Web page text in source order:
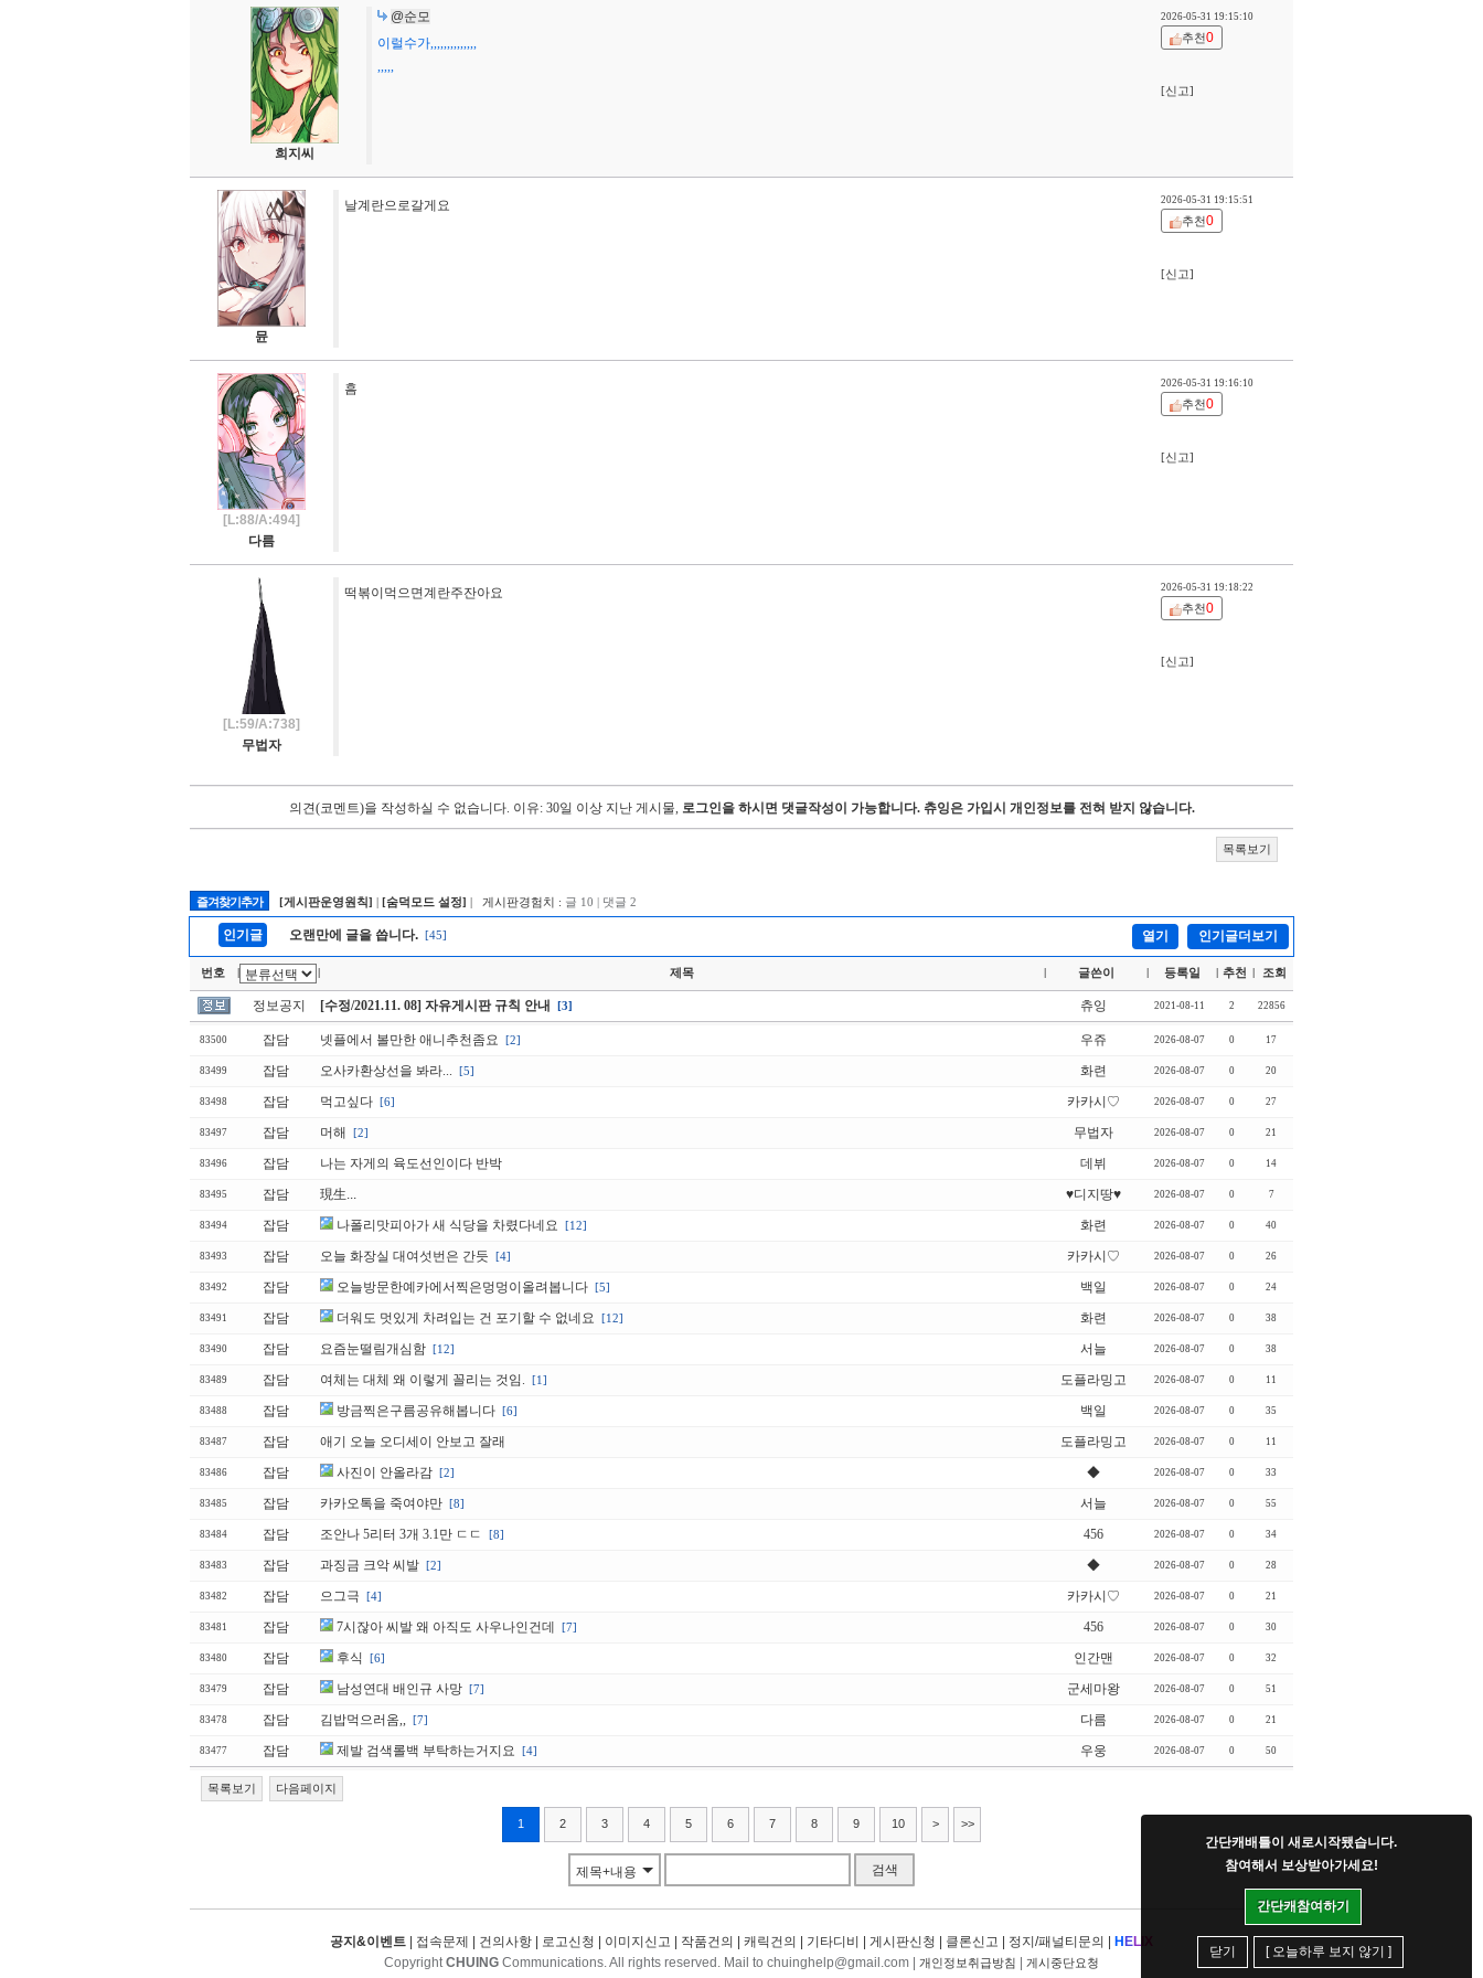
희지씨
@순모
이럴수가,,,,,,,,,,,,,,
,,,,,
2026-05-31 19:15:10
추천0
[신고]
뮨
날계란으로갈게요 2026-05-31 19:15:51
추천0
[신고]
[L:88/A:494]
다름
흠 2026-05-31 19:16:10
추천0
[신고]
[L:59/A:738]
무법자
떡볶이먹으면계란주잔아요 2026-05-31 19:18:22
추천0
[신고]
의견(코멘트)을 작성하실 수 없습니다. 이유: 30일 이상 지난 게시물, 로그인을 하시면 댓글작성이 가능합니다. 츄잉은 가입시 개인정보를 전혀 받지 않습니다.
목록보기
즐겨찾기추가 [게시판운영원칙] | [숨덕모드 설정] | 게시판경험치 : 글 10 | 댓글 2
인기글 오랜만에 글을 씁니다. [45] 열기 인기글더보기
번호 제목 글쓴이 등록일 추천 조회
정보공지 [수정/2021.11. 08] 자유게시판 규칙 안내 [3] 츄잉 2021-08-11 2 22856
83500 잡담 넷플에서 볼만한 애니추천좀요 [2] 우쥬 2026-08-07 0 17
83499 잡담 오사카환상선을 봐라... [5] 화련 2026-08-07 0 20
83498 잡담 먹고싶다 [6] 카카시♡ 2026-08-07 0 27
83497 잡담 머해 [2] 무법자 2026-08-07 0 21
83496 잡담 나는 자게의 육도선인이다 반박 데뷔 2026-08-07 0 14
83495 잡담 現生... ♥디지땅♥ 2026-08-07 0 7
83494 잡담 나폴리맛피아가 새 식당을 차렸다네요 [12] 화련 2026-08-07 0 40
83493 잡담 오늘 화장실 대여섯번은 간듯 [4] 카카시♡ 2026-08-07 0 26
83492 잡담 오늘방문한예카에서찍은멍멍이올려봅니다 [5] 백일 2026-08-07 0 24
83491 잡담 더워도 멋있게 차려입는 건 포기할 수 없네요 [12] 화련 2026-08-07 0 38
83490 잡담 요즘눈떨림개심함 [12] 서늘 2026-08-07 0 38
83489 잡담 여체는 대체 왜 이렇게 꼴리는 것임. [1] 도플라밍고 2026-08-07 0 11
83488 잡담 방금찍은구름공유해봅니다 [6] 백일 2026-08-07 0 35
83487 잡담 애기 오늘 오디세이 안보고 잘래 도플라밍고 2026-08-07 0 11
83486 잡담 사진이 안올라감 [2] ◆ 2026-08-07 0 33
83485 잡담 카카오톡을 죽여야만 [8] 서늘 2026-08-07 0 55
83484 잡담 조안나 5리터 3개 3.1만 ㄷㄷ [8] 456 2026-08-07 0 34
83483 잡담 과징금 크악 씨발 [2] ◆ 2026-08-07 0 28
83482 잡담 으그극 [4] 카카시♡ 2026-08-07 0 21
83481 잡담 7시잖아 씨발 왜 아직도 사우나인건데 [7] 456 2026-08-07 0 30
83480 잡담 후식 [6] 인간맨 2026-08-07 0 32
83479 잡담 남성연대 배인규 사망 [7] 군세마왕 2026-08-07 0 51
83478 잡담 김밥먹으러옴,, [7] 다름 2026-08-07 0 21
83477 잡담 제발 검색롤백 부탁하는거지요 [4] 우웅 2026-08-07 0 50
목록보기 다음페이지
1 2 3 4 5 6 7 8 9 10 > >>
제목+내용 검색
공지&이벤트 접속문제 건의사항 로고신청 이미지신고 작품건의 캐릭건의 기타디비 게시판신청 클론신고 정지/패널티문의 H EL X
CopyrightCHUING Communications. All rights reserved. Mail to chuinghelp@gmail.com | 개인정보취급방침 게시중단요청
간단캐배틀이 새로시작됐습니다.
참여해서 보상받아가세요!
간단캐참여하기
닫기 [ 오늘하루 보지 않기 ]